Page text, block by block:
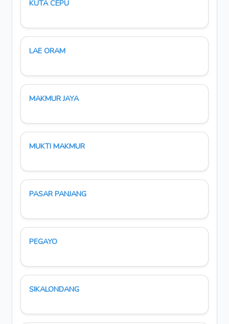
KUTA CEPU
LAE ORAM
MAKMUR JAYA
MUKTI MAKMUR
PASAR PANJANG
PEGAYO
SIKALONDANG